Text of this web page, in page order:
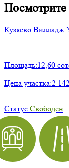
Кузяево Вилладж
Площадь:12,60
Цена участка:2
Статус:Свободен